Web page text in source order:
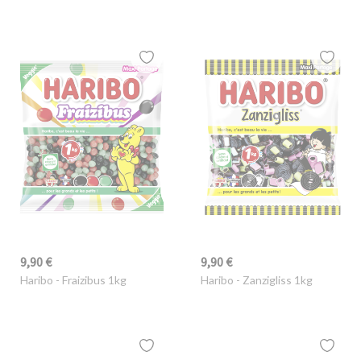
9,90 €
Haribo - Fraizibus 1kg
9,90 €
Haribo - Zanzigliss 1kg